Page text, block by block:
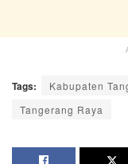
Tags: Kabupaten
Tangerang Raya